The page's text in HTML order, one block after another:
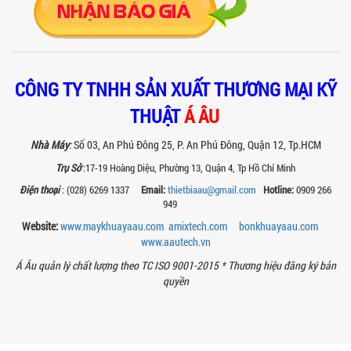
Khám phá lý do vì sao máy chiết rót sơn
1 vòi của Á Âu là lựa chọn hàng đầu
cho các xưởng sơn: chính xác, tiết...
BÊN TRONG NHÀ MÁY Á ÂU: HÀNH TRÌNH
TẠO NÊN NHỮNG CHIẾC BỒN KHUẤY INOX
ĐẠT CHUẨN
Khám phá quy trình gia công bồn khuấy
inox tại nhà máy Á Âu – nơi tạo ra thiết
bị chuẩn kỹ thuật, bền bỉ, theo...
MÁY NGHIỀN THUỐC BVTV – GIẢI PHÁP
TỐI ƯU TRONG SẢN XUẤT NÔNG DƯỢC
HIỆN ĐẠI
Máy nghiền thuốc BVTV giúp tối ưu độ
mịn, nâng cao hiệu quả sản xuất và
TIÊU CHÍ QUAN TRỌNG KHI CHỌN MUA
CÔNG TY TNHH SẢN XUẤT THƯƠNG MẠI KỸ
THUẬTÁ ÂU
Nhà Máy:Số 03, An Phú Đông 25, P. An Phú Đông, Quận 12, Tp.HCM
Trụ Sở:17-19 Hoàng Diệu, Phường 13, Quận 4, Tp Hồ Chí Minh
Điện thoại: (028) 6269 1337 Email:thietbiaau@gmail.com Hotline:0909 266
949
Website:www.maykhuayaau.com amixtech.com
bonkhuayaau.com
www.aautech.vn
Á Âu quản lý chất lượng theo TC ISO 9001-2015 * Thương hiệu đăng ký bản
quyền